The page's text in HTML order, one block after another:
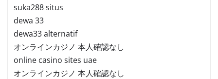
suka288 situs
dewa 33
dewa33 alternatif
オンラインカジノ 本人確認なし
online casino sites uae
オンラインカジノ 本人確認なし